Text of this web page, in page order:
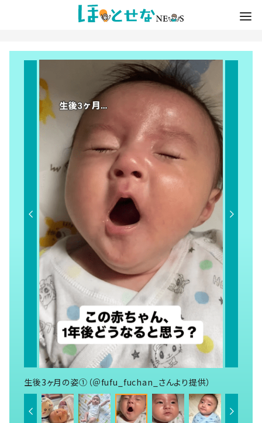
生後3ヶ月の姿①（＠fufu_fuchan_さんより提供）